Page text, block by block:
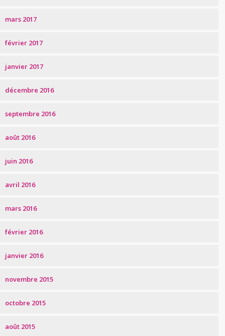
mars 2017
février 2017
janvier 2017
décembre 2016
septembre 2016
août 2016
juin 2016
avril 2016
mars 2016
février 2016
janvier 2016
novembre 2015
octobre 2015
août 2015